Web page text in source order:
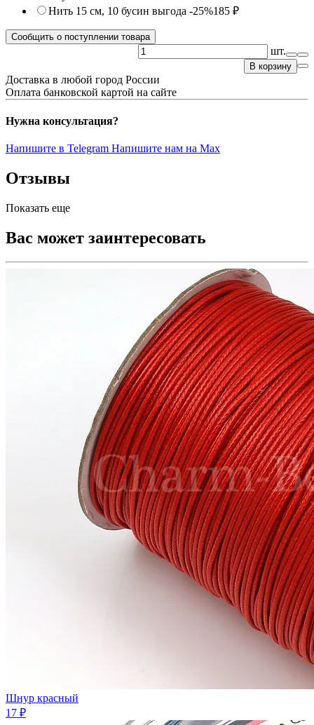
Нить 15 см, 10 бусин выгода -25%185 ₽
Сообщить о поступлении товара
шт.
В корзину
Доставка в любой город России
Оплата банковской картой на сайте
Нужна консультация?
Напишите в Telegram Напишите нам на Max
Отзывы
Показать еще
Вас может заинтересовать
Шнур красный
17 ₽